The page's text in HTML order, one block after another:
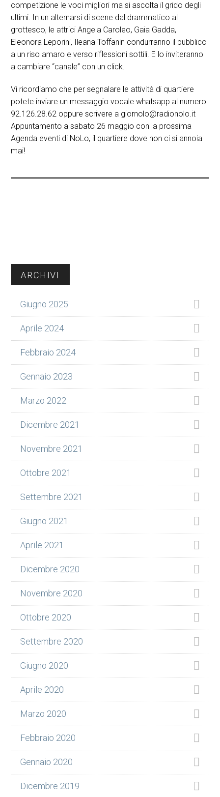
competizione le voci migliori ma si ascolta il grido degli
ultimi. In un alternarsi di scene dal drammatico al
grottesco, le attrici Angela Caroleo, Gaia Gadda,
Eleonora Leporini, Ileana Toffanin condurranno il pubblico
a un riso amaro e verso riflessioni sottili. E lo inviteranno
a cambiare “canale” con un click.
Vi ricordiamo che per segnalare le attività di quartiere
potete inviare un messaggio vocale whatsapp al numero
92.126.28.62 oppure scrivere a giornolo@radionolo.it
Appuntamento a sabato 26 maggio con la prossima
Agenda eventi di NoLo, il quartiere dove non ci si annoia
mai!
Barra
laterale
primaria
ARCHIVI
Giugno 2025
Aprile 2024
Febbraio 2024
Gennaio 2023
Marzo 2022
Dicembre 2021
Novembre 2021
Ottobre 2021
Settembre 2021
Giugno 2021
Aprile 2021
Dicembre 2020
Novembre 2020
Ottobre 2020
Settembre 2020
Giugno 2020
Aprile 2020
Marzo 2020
Febbraio 2020
Gennaio 2020
Dicembre 2019